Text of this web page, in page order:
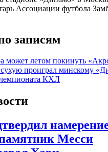
Ассоциации футбола
записям
может летом покинуть
проиграл минскому
КХЛ
Месси